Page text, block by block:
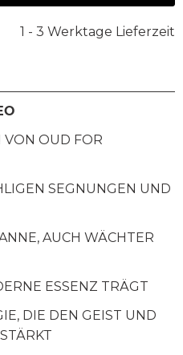
1 - 3 Werktage Lieferzeit
VON OUD FOR
SEGNUNGEN UND
AUCH WÄCHTER
ESSENZ TRÄGT
DIE DEN GEIST UND